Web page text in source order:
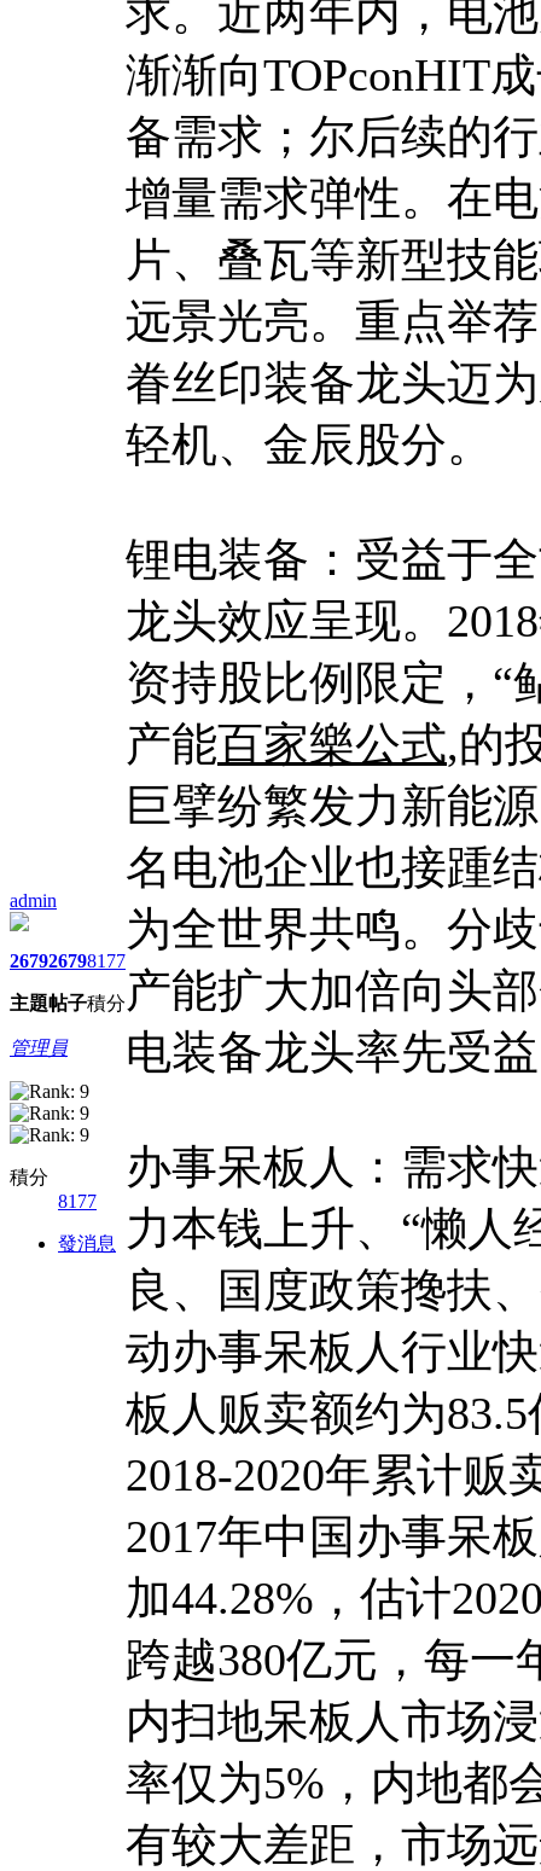
admin
2679
主題
2679
帖子
8177
積分
管理員
積分
8177
發消息
求。近两年内，电
渐渐向TOPconHIT
备需求；尔后续的
增量需求弹性。在
片、叠瓦等新型技
远景光亮。重点举
眷丝印装备龙头迈
轻机、金辰股分。
锂电装备：受益于
龙头效应呈现。
资持股比例限定，“
产能百家樂公式,的
巨擘纷繁发力新能
名电池企业也接踵
为全世界共鸣。分
产能扩大加倍向头
电装备龙头率先受
办事呆板人：需求
力本钱上升、“懒人
良、国度政策搀扶
动办事呆板人行业
板人贩卖额约为
2018-2020年累计贩
2017年中国办事呆
加44.28%，估计
跨越380亿元，每一
内扫地呆板人市场
率仅为5%，内地都
有较大差距，市场